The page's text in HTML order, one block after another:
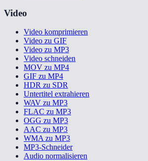
Video
Video komprimieren
Video zu GIF
Video zu MP3
Video schneiden
MOV zu MP4
GIF zu MP4
HDR zu SDR
Untertitel extrahieren
WAV zu MP3
FLAC zu MP3
OGG zu MP3
AAC zu MP3
WMA zu MP3
MP3-Schneider
Audio normalisieren